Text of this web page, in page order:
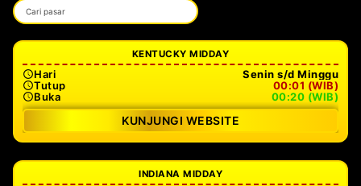
KENTUCKY MIDDAY
Hari
Senin s/d Minggu
Tutup
00:01 (WIB)
Buka
00:20 (WIB)
KUNJUNGI WEBSITE
INDIANA MIDDAY